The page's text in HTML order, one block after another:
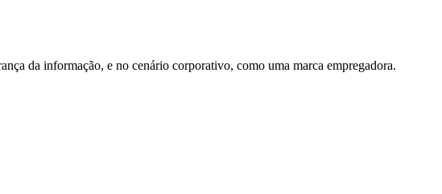
da informação, e no cenário corporativo, como uma marca empregadora.